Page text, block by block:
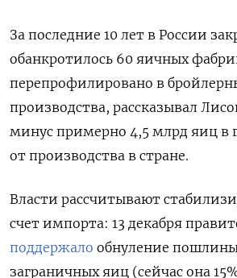
За последние 10 лет в России
обанкротилось 60 яичных
перепрофилировано в
производства, рассказывал
минус примерно 4,5 млрд яиц в
от производства в стране.
Власти рассчитывают
счет импорта: 13 декабря
поддержало обнуление
заграничных яиц (сейчас она